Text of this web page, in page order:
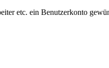
etc. ein Benutzerkonto